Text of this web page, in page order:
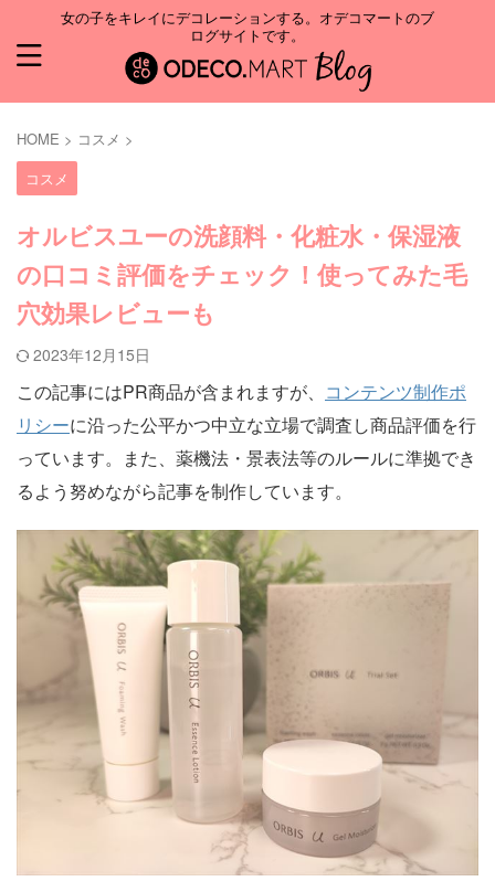
女の子をキレイにデコレーションする。オデコマートのブ
ログサイトです。
HOME > コスメ >
コスメ
オルビスユーの洗顔料・化粧水・保湿液
の口コミ評価をチェック！使ってみた毛
穴効果レビューも
2023年12月15日
この記事にはPR商品が含まれますが、 コンテンツ制作ポ
リシーに沿った公平かつ中立な立場で調査し商品評価を行
っています。また、薬機法・景表法等のルールに準拠でき
るよう努めながら記事を制作しています。